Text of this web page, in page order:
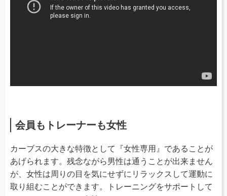
会員もトレーナーも女性
カーブスの大きな特徴として『女性専用』であることが
あげられます。残念ながら男性は通うことが出来ません
が、女性は周りの目を気にせずにリラックスして運動に
取り組むことができます。トレーニングをサポートして